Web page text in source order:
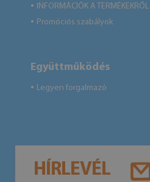
● INFORMÁCIÓK A TERMÉKEKRŐL
● Promóciós szabályok
Együttműködés
● Legyen forgalmazó
HÍRLEVÉL